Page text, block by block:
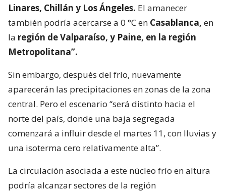
Linares, Chillán y Los Ángeles. El amanecer
también podría acercarse a 0 °C en Casablanca, en
la región de Valparaíso, y Paine, en la región
Metropolitana”.
Sin embargo, después del frío, nuevamente
aparecerán las precipitaciones en zonas de la zona
central. Pero el escenario “será distinto hacia el
norte del país, donde una baja segregada
comenzará a influir desde el martes 11, con lluvias y
una isoterma cero relativamente alta”.
La circulación asociada a este núcleo frío en altura
podría alcanzar sectores de la región